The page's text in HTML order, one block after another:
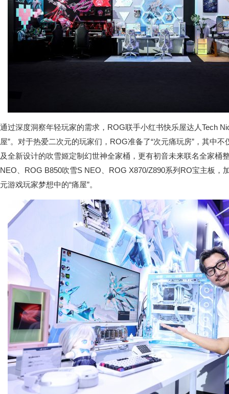
通过深度洞察年轻玩家的需求，ROG联手小红书快乐屋达人Tech
屋”。对于热爱二次元的玩家们，ROG准备了“次元痛玩房”，其中
及全新设计的吹雪姬定制幻世神全家桶，更有初音未来联名全家桶
NEO、ROG B850吹雪S NEO、ROG X870/Z890系列RO宝主板，
元游戏玩家梦想中的“痛屋”。